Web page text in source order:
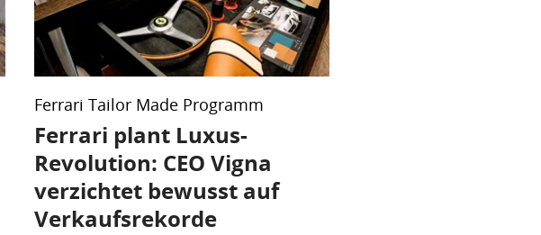
Ferrari Tailor Made Programm
Ferrari plant Luxus-
Revolution: CEO Vigna
verzichtet bewusst auf
Verkaufsrekorde